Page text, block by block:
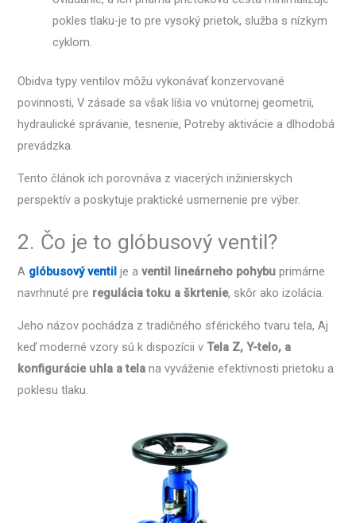
pokles tlaku-je to pre vysoký prietok, služba s nízkym
cyklom.
Obidva typy ventilov môžu vykonávať konzervované
povinnosti, V zásade sa však líšia vo vnútornej geometrii,
hydraulické správanie, tesnenie, Potreby aktivácie a dlhodobá
prevádzka.
Tento článok ich porovnáva z viacerých inžinierskych
perspektív a poskytuje praktické usmernenie pre výber.
2. Čo je to glóbusový ventil?
A glóbusový ventil je aventil lineárneho pohybu primárne
navrhnuté pre regulácia toku a škrtenie, skôr ako izolácia.
Jeho názov pochádza z tradičného sférického tvaru tela, Aj
keď moderné vzory sú k dispozícii vTela Z, Y-telo, a
konfigurácie uhla a tela na vyváženie efektívnosti prietoku a
poklesu tlaku.